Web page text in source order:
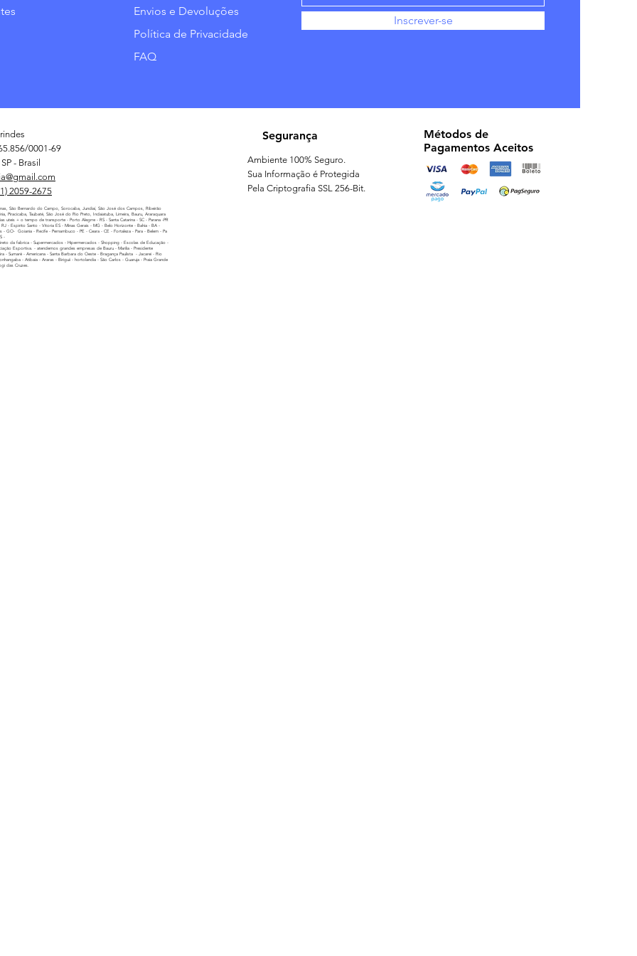
Envios e Devoluções
Política de Privacidade
FAQ
Inscrever-se
0001-69
- Brasil
2059-2675
São Bernardo do Campo, Sorocaba, Jundiaí, São José dos Campos, Ribeirão
Piracicaba, Taubaté, São José do Rio Preto, Indaiatuba, Limeira, Bauru, Araraquara
uteis + o tempo de transporte - Porto Alegrre - RS - Santa Catarina - SC - Parana -PR
- Espirito Santo - Vitoria ES - Minas Gerais - MG - Belo Horizonte - Bahia - BA -
- GO- Goiania - Recife - Pernambuco - PE - Ceara - CE - Fortaleza - Para - Belem - Pa
-
da fabrica - Supermercados - Hipermercados - Shopping - Escolas de Educação -
Esportiva. - atendemos grandes empresas de Bauru - Marilia - Presidente
- Sumaré - Americana - Santa Barbara do Oeste - Bragança Paulista - Jacarei - Rio
- Atibaia - Araras - Biriguii - hortolandia - São Carlos - Guaruja - Praia Grande
das Cruzes.
Segurança
Ambiente 100% Seguro.
Sua Informação é Protegida
Pela Criptografia SSL 256-Bit.
Métodos de
Pagamentos Aceitos
Personalizadas para empresas - festas - eventos - confraternizações e comemorações com brindes customizados